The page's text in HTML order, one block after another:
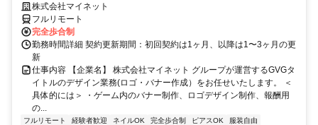
株式会社マイネット
フルリモート
完全歩合制
勤務時間詳細 契約更新期間：初回契約は1ヶ月、以降は1〜3ヶ月の更
新
仕事内容 【企業名】 株式会社マイネット グループが運営するGVGタ
イトルのデザイン業務(ロゴ・バナー作成）をお任せいたします。 ＜
具体的には＞ ・ゲーム内のバナー制作、ロゴデザイン制作、報酬用
の...
フルリモート 経験者歓迎 ネイルOK 完全歩合制 ピアスOK 服装自由